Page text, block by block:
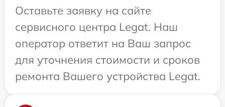
Оставьте заявку на сайте
сервисного центра Legat. Наш
оператор ответит на Ваш запрос
для уточнения стоимости и сроков
ремонта Вашего устройства Legat.